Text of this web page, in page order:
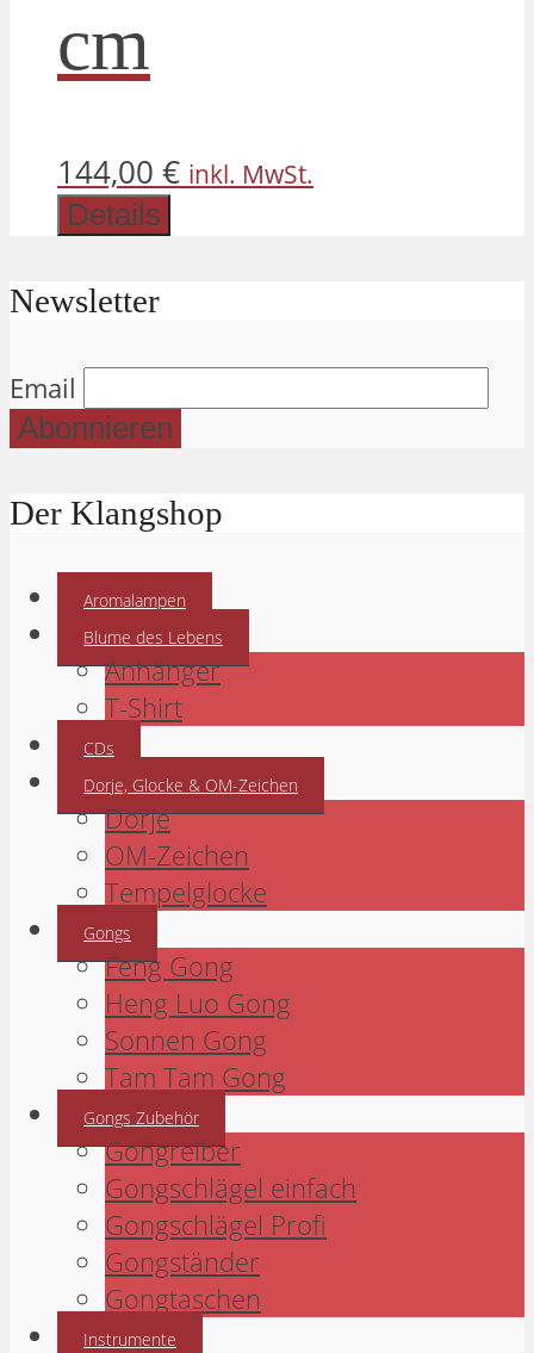
cm
144,00 € inkl. MwSt.
Details
Newsletter
Email
Der Klangshop
Aromalampen
Blume des Lebens
Anhänger
T-Shirt
CDs
Dorje, Glocke & OM-Zeichen
Dorje
OM-Zeichen
Tempelglocke
Gongs
Feng Gong
Heng Luo Gong
Sonnen Gong
Tam Tam Gong
Gongs Zubehör
Gongreiber
Gongschlägel einfach
Gongschlägel Profi
Gongständer
Gongtaschen
Instrumente